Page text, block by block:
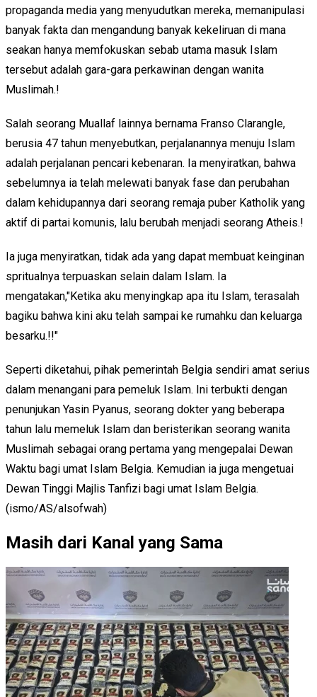
propaganda media yang menyudutkan mereka, memanipulasi
banyak fakta dan mengandung banyak kekeliruan di mana
seakan hanya memfokuskan sebab utama masuk Islam
tersebut adalah gara-gara perkawinan dengan wanita
Muslimah.!
Salah seorang Muallaf lainnya bernama Franso Clarangle,
berusia 47 tahun menyebutkan, perjalanannya menuju Islam
adalah perjalanan pencari kebenaran. Ia menyiratkan, bahwa
sebelumnya ia telah melewati banyak fase dan perubahan
dalam kehidupannya dari seorang remaja puber Katholik yang
aktif di partai komunis, lalu berubah menjadi seorang Atheis.!
Ia juga menyiratkan, tidak ada yang dapat membuat keinginan
spritualnya terpuaskan selain dalam Islam. Ia
mengatakan,"Ketika aku menyingkap apa itu Islam, terasalah
bagiku bahwa kini aku telah sampai ke rumahku dan keluarga
besarku.!!"
Seperti diketahui, pihak pemerintah Belgia sendiri amat serius
dalam menangani para pemeluk Islam. Ini terbukti dengan
penunjukan Yasin Pyanus, seorang dokter yang beberapa
tahun lalu memeluk Islam dan beristerikan seorang wanita
Muslimah sebagai orang pertama yang mengepalai Dewan
Waktu bagi umat Islam Belgia. Kemudian ia juga mengetuai
Dewan Tinggi Majlis Tanfizi bagi umat Islam Belgia.
(ismo/AS/alsofwah)
Masih dari Kanal yang Sama